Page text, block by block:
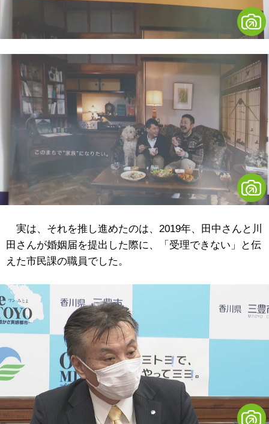
実は、それを推し進めたのは、2019年、田中さんと川
田さんが婚姻届を提出した際に、「受理できない」と伝
えた市民課の職員でした。